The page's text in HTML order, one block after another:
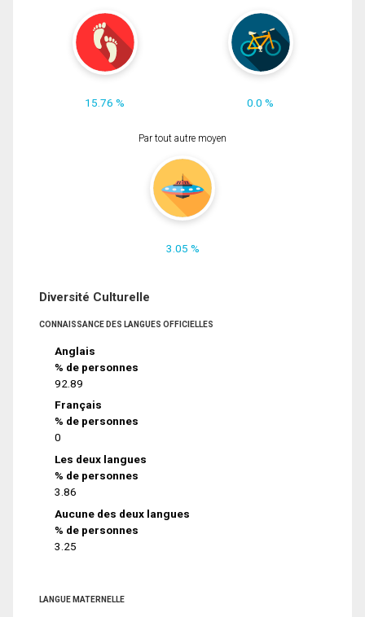
15.76 % 0.0 %
Par tout autre moyen
3.05 %
Diversité Culturelle
CONNAISSANCE DES LANGUES OFFICIELLES
Anglais
% de personnes
92.89
Français
% de personnes
0
Les deux langues
% de personnes
3.86
Aucune des deux langues
% de personnes
3.25
LANGUE MATERNELLE